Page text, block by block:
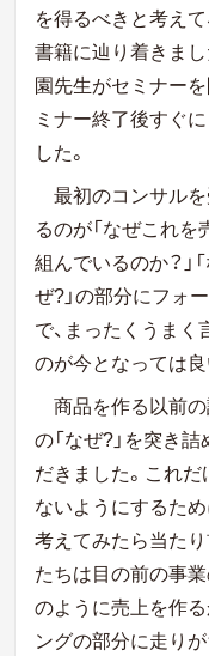
を得るべきと考え
書籍に辿り着きま
園先生がセミナー
ミナー終了後すぐ
した。
最初のコンサル
るのが「なぜこれを
組んでいるのか？」
ぜ?」の部分にフォ
で、まったくうま
のが今となっては良
商品を作る以前
の「なぜ?」を突き
だきました。これ
ないようにするた
考えてみたら当た
たちは目の前の事
のように売上を作
ングの部分に走り